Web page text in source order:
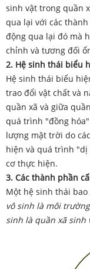
sinh vật trong quần
qua lại với các
động qua lại đó mà
chỉnh và tương đối
2. Hệ sinh thái biểu
Hệ sinh thái biểu
trao đổi vật chất và
quần xã và giữa
quá trình "đồng
lượng mặt trời do
hiện và quá trình "dị
cơ thực hiện.
3. Các thành phần
Một hệ sinh thái
vô sinh là môi
sinh là quần xã sinh